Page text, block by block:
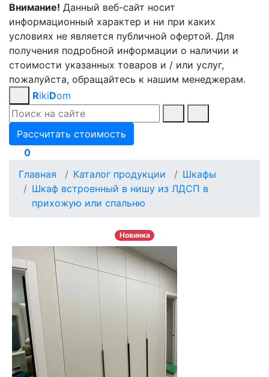
Внимание! Данный веб-сайт носит
информационный характер и ни при каких
условиях не является публичной офертой. Для
получения подробной информации о наличии и
стоимости указанных товаров и / или услуг,
пожалуйста, обращайтесь к нашим менеджерам.
RikiDom
Рассчитать стоимость
0
Главная
Каталог продукции
Шкафы
Шкаф встроенный в нишу из ЛДСП в
прихожую или спальню
Новинка